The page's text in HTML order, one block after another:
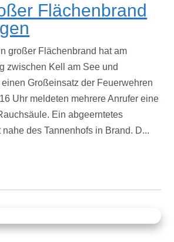
Flächenbrand
großer Flächenbrand hat am
zwischen Kell am See und
Großeinsatz der Feuerwehren
Uhr meldeten mehrere Anrufer eine
Ein abgeerntetes
des Tannenhofs in Brand. D...